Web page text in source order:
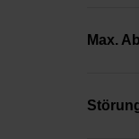
Max.